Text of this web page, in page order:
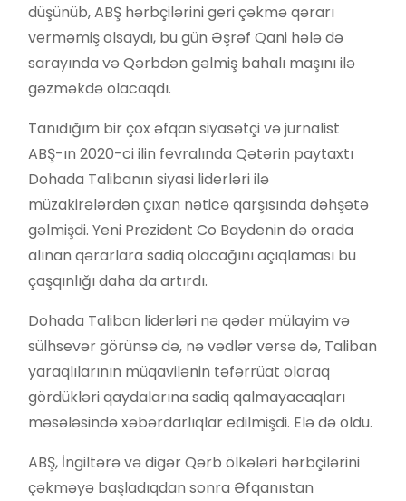
düşünüb, ABŞ hərbçilərini geri çəkmə qərarı
verməmiş olsaydı, bu gün Əşrəf Qani hələ də
sarayında və Qərbdən gəlmiş bahalı maşını ilə
gəzməkdə olacaqdı.
Tanıdığım bir çox əfqan siyasətçi və jurnalist
ABŞ-ın 2020-ci ilin fevralında Qətərin paytaxtı
Dohada Talibanın siyasi liderləri ilə
müzakirələrdən çıxan nəticə qarşısında dəhşətə
gəlmişdi. Yeni Prezident Co Baydenin də orada
alınan qərarlara sadiq olacağını açıqlaması bu
çaşqınlığı daha da artırdı.
Dohada Taliban liderləri nə qədər mülayim və
sülhsevər görünsə də, nə vədlər versə də, Taliban
yaraqlılarının müqavilənin təfərrüat olaraq
gördükləri qaydalarına sadiq qalmayacaqları
məsələsində xəbərdarlıqlar edilmişdi. Elə də oldu.
ABŞ, İngiltərə və digər Qərb ölkələri hərbçilərini
çəkməyə başladıqdan sonra Əfqanıstan